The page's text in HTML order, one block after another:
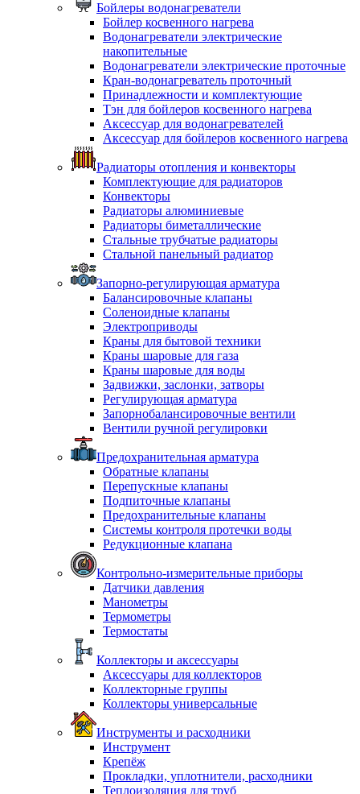
Бойлеры водонагреватели
Бойлер косвенного нагрева
Водонагреватели электрические
накопительные
Водонагреватели электрические проточные
Кран-водонагреватель проточный
Принадлежности и комплектующие
Тэн для бойлеров косвенного нагрева
Аксессуар для водонагревателей
Аксессуар для бойлеров косвенного нагрева
Радиаторы отопления и конвекторы
Комплектующие для радиаторов
Конвекторы
Радиаторы алюминиевые
Радиаторы биметаллические
Стальные трубчатые радиаторы
Стальной панельный радиатор
Запорно-регулирующая арматура
Балансировочные клапаны
Соленоидные клапаны
Электроприводы
Краны для бытовой техники
Краны шаровые для газа
Краны шаровые для воды
Задвижки, заслонки, затворы
Регулирующая арматура
Запорнобалансировочные вентили
Вентили ручной регулировки
Предохранительная арматура
Обратные клапаны
Перепускные клапаны
Подпиточные клапаны
Предохранительные клапаны
Системы контроля протечки воды
Редукционные клапана
Контрольно-измерительные приборы
Датчики давления
Манометры
Термометры
Термостаты
Коллекторы и аксессуары
Аксессуары для коллекторов
Коллекторные группы
Коллекторы универсальные
Инструменты и расходники
Инструмент
Крепёж
Прокладки, уплотнители, расходники
Теплоизоляция для труб